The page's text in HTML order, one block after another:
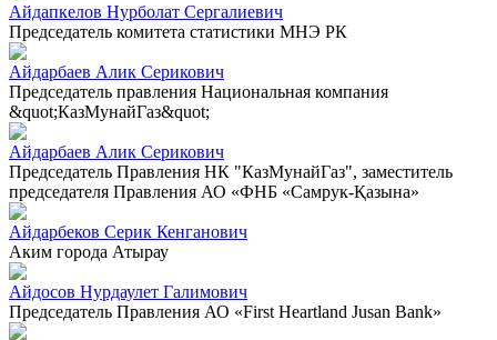
Айдапкелов Нурболат Сергалиевич
Председатель комитета статистики МНЭ РК
Айдарбаев Алик Серикович
Председатель правления Национальная компания
&quot;КазМунайГаз&quot;
Айдарбаев Алик Серикович
Председатель Правления НК "КазМунайГаз", заместитель
председателя Правления АО «ФНБ «Самрук-Қазына»
Айдарбеков Серик Кенганович
Аким города Атырау
Айдосов Нурдаулет Галимович
Председатель Правления АО «First Heartland Jusan Bank»